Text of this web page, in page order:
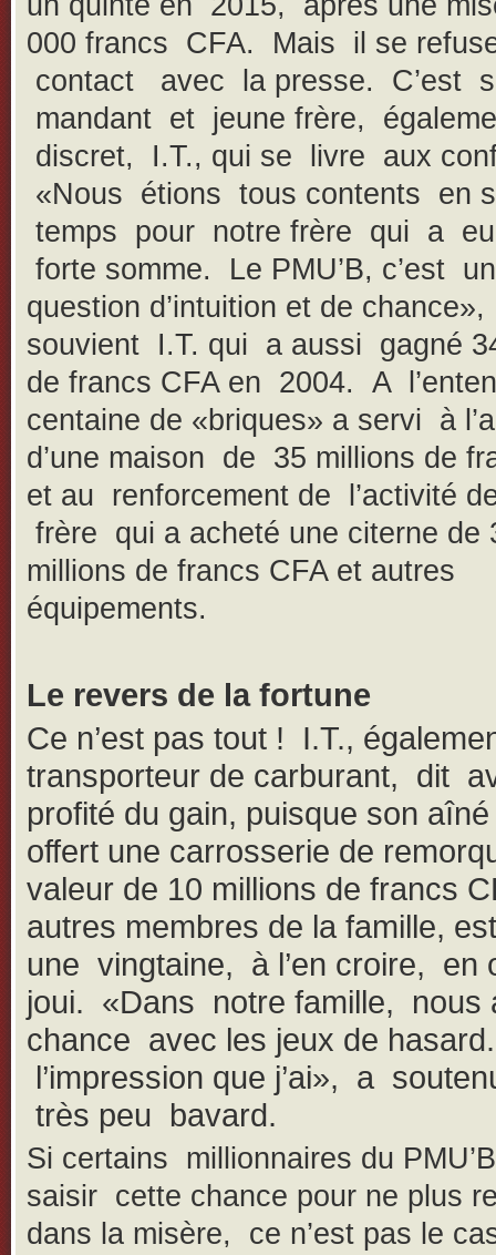
000 francs CFA. Mais il se
contact avec la presse. C’est
mandant et jeune frère,
discret, I.T., qui se livre aux
«Nous étions tous contents en
temps pour notre frère qui a
forte somme. Le PMU’B, c’est
question d’intuition et de
souvient I.T. qui a aussi gagné
de francs CFA en 2004. A
centaine de «briques» a servi à
d’une maison de 35 millions de
et au renforcement de l’activité
frère qui a acheté une citerne de
millions de francs CFA et autres
équipements.
Le revers de la fortune
Ce n’est pas tout ! I.T.,
transporteur de carburant, dit
profité du gain, puisque son
offert une carrosserie de
valeur de 10 millions de francs
autres membres de la famille,
une vingtaine, à l’en croire, en
joui. «Dans notre famille, nous
chance avec les jeux de hasard.
l’impression que j’ai», a
très peu bavard.
Si certains millionnaires du
saisir cette chance pour ne plus
dans la misère, ce n’est pas le